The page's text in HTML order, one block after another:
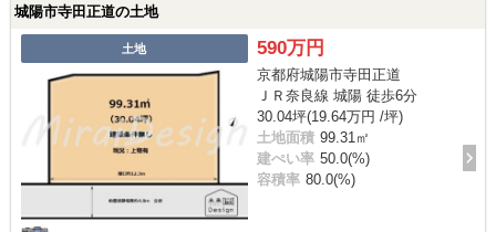
城陽市寺田正道の土地
土地 590万円
京都府城陽市寺田正道
ＪＲ奈良線 城陽 徒歩6分
30.04坪(19.64万円 /坪)
土地面積 99.31㎡
建ぺい率 50.0(%)
容積率 80.0(%)